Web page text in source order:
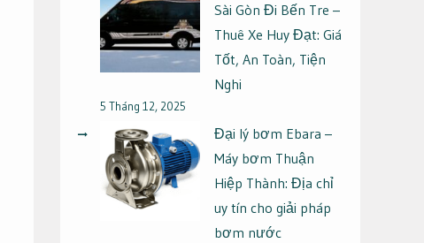
Sài Gòn Đi Bến Tre –
Thuê Xe Huy Đạt: Giá
Tốt, An Toàn, Tiện
Nghi
5 Tháng 12, 2025
Đại lý bơm Ebara –
Máy bơm Thuận
Hiệp Thành: Địa chỉ
uy tín cho giải pháp
bơm nước